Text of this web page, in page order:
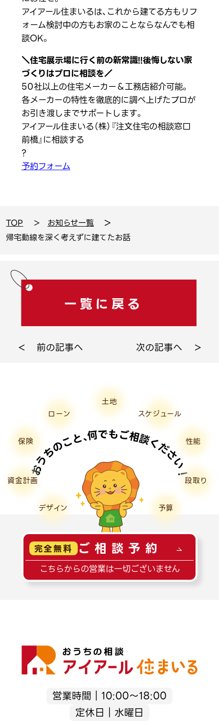
アイアール住まいるは、これから建てる方もリフ
ォーム検討中の方もお家のことならなんでも相
談OK。
＼住宅展示場に行く前の新常識!!後悔しない家
づくりはプロに相談を／
50社以上の住宅メーカー＆工務店紹介可能。
各メーカーの特性を徹底的に調べ上げたプロが
お引き渡しまでサポートします。
アイアール住まいる（株）『注文住宅の相談窓口
前橋』に相談する
?
予約フォーム
TOP
お知らせ一覧
帰宅動線を深く考えずに建てたお話
前の記事へ
一覧に戻る
次の記事へ
土地
ローン
保険
資金計画
デザイン 予算
段取り
性能
スケジュール
完全無料 ご相談予約
こちらからの営業は一切ございません
営業時間｜10:00～18:00
定休日｜水曜日